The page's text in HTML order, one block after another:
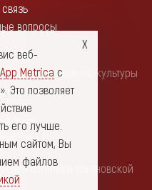
вопросы
учреждение культуры
дом 1
политики Ульяновской
веб-
App Metrica с
Это позволяет
его лучше.
сайтом, Вы
файлов